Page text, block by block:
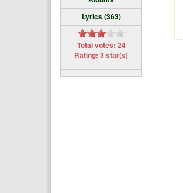
Lyrics (363)
Total votes: 24
Rating: 3 star(s)